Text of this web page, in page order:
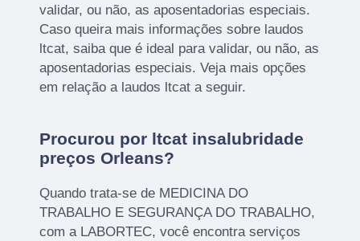
validar, ou não, as aposentadorias especiais.
Caso queira mais informações sobre laudos
ltcat, saiba que é ideal para validar, ou não, as
aposentadorias especiais. Veja mais opções
em relação a laudos ltcat a seguir.
Procurou por ltcat insalubridade
preços Orleans?
Quando trata-se de MEDICINA DO
TRABALHO E SEGURANÇA DO TRABALHO,
com a LABORTEC, você encontra serviços